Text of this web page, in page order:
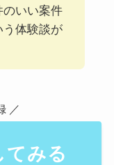
のいい案件
う体験談が
／
てみる